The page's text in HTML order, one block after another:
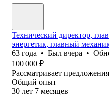
Технический директор,
энергетик, главный
63 года • Был вчера •
100 000 ₽
Рассматривает предложения
Общий опыт
30 лет 7 месяцев